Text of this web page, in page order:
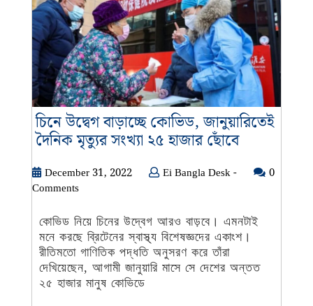
চিনে উদ্বেগ বাড়াচ্ছে কোভিড, জানুয়ারিতেই
দৈনিক মৃত্যুর সংখ্যা ২৫ হাজার ছোঁবেচিনে
বাড়াচ্ছে
জানুয়ারিতেই
দৈনিক
মৃত্যুর
সংখ্যা
December 31, 2022DecemberEi Bangla Desk -Ei
-
0
Comments
কোভিড নিয়ে চিনের উদ্বেগ আরও বাড়বে। এমনটাই
মনে করছে ব্রিটেনের স্বাস্থ্য বিশেষজ্ঞদের একাংশ।
রীতিমতো গাণিতিক পদ্ধতি অনুসরণ করে তাঁরা
দেখিয়েছেন, আগামী জানুয়ারি মাসে সে দেশের অন্তত
২৫ হাজার মানুষ কোভিডে